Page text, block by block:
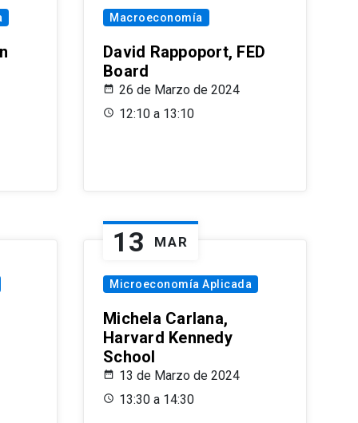
Macroeconomía
David Rappoport, FED
Board
26 de Marzo de 2024
12:10 a 13:10
13 MAR
Microeconomía Aplicada
Michela Carlana,
Harvard Kennedy
School
13 de Marzo de 2024
13:30 a 14:30